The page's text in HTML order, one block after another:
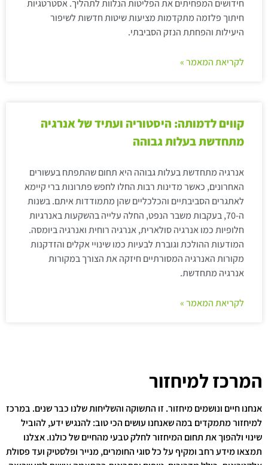
חידושים המפחיתים את הפליטות הנלוות לתהליך. אסטרטגיות
חיתוך פלזמה מתקדמות מציעות שיטות חדשות לשיפור
היעילות והפחתת הנזק הסביבתי.
לקריאת המאמר »
קווים לדמותה: היסטוריה ועתיד של אנרגיה
מתחדשת בעלות גבוהה
אנרגיה מתחדשת בעלות גבוהה היא תחום שהתפתח בעשורים
האחרונים, כאשר מדינות רבות החלו לחפש פתרונות ברי קיימא
לאתגרים הסביבתיים והכלכליים שהן מתמודדות איתם. בשנות
ה-70, בעקבות משבר הנפט, החלה עלייה בהשקעות באנרגיות
חלופיות כמו אנרגיה סולארית, אנרגיה רוחית ואנרגיה ביומסה.
המודעות ההולכת וגוברת לבעיות כמו שינויי אקלים והזדקנות
מקורות האנרגיה המסורתיים חיזקה את הצורך במקורות
אנרגיה מתחדשת.
לקריאת המאמר »
המרכז למיחזור
אנחנו חיים ונושמים מיחזור. זו התשוקה והשליחות שלנו כבר שנים. במרכז
למיחזור מתמקדים במה שאנחנו עושים הכי טוב: להנגיש ידע, להוביל
שינוי ולהפוך את תחום המיחזור לחלק טבעי מהחיים של כולנו. אצלנו
תמצאו מידע רחב ומקיף על כל סוגי החומרים, מנייר ופלסטיק ועד פסולת